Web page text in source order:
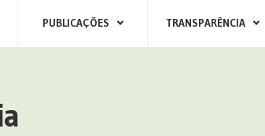
PUBLICAÇÕES TRANSPARÊNCIA